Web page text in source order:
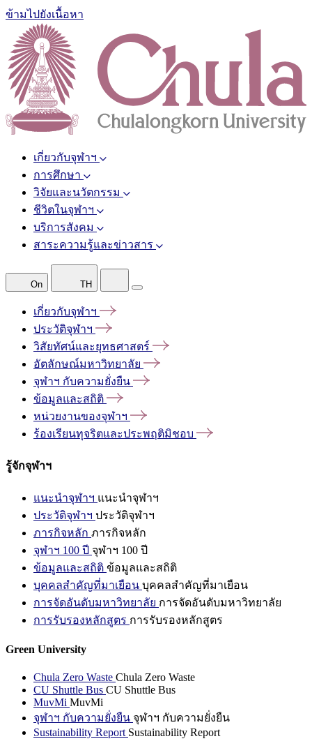
ข้ามไปยังเนื้อหา
เกี่ยวกับจุฬาฯ
การศึกษา
วิจัยและนวัตกรรม
ชีวิตในจุฬาฯ
บริการสังคม
สาระความรู้และข่าวสาร
On TH
เกี่ยวกับจุฬาฯ
ประวัติจุฬาฯ
วิสัยทัศน์และยุทธศาสตร์
อัตลักษณ์มหาวิทยาลัย
จุฬาฯ กับความยั่งยืน
ข้อมูลและสถิติ
หน่วยงานของจุฬาฯ
ร้องเรียนทุจริตและประพฤติมิชอบ
รู้จักจุฬาฯ
แนะนำจุฬาฯ แนะนำจุฬาฯ
ประวัติจุฬาฯ ประวัติจุฬาฯ
ภารกิจหลัก ภารกิจหลัก
จุฬาฯ 100 ปี จุฬาฯ 100 ปี
ข้อมูลและสถิติ ข้อมูลและสถิติ
บุคคลสำคัญที่มาเยือน บุคคลสำคัญที่มาเยือน
การจัดอันดับมหาวิทยาลัย การจัดอันดับมหาวิทยาลัย
การรับรองหลักสูตร การรับรองหลักสูตร
Green University
Chula Zero Waste Chula Zero Waste
CU Shuttle Bus CU Shuttle Bus
MuvMi MuvMi
จุฬาฯ กับความยั่งยืน จุฬาฯ กับความยั่งยืน
Sustainability Report Sustainability Report